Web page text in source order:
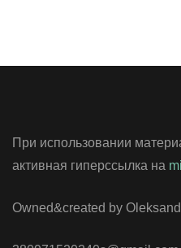
При использовании
активная гиперссылка на
Owned&created by